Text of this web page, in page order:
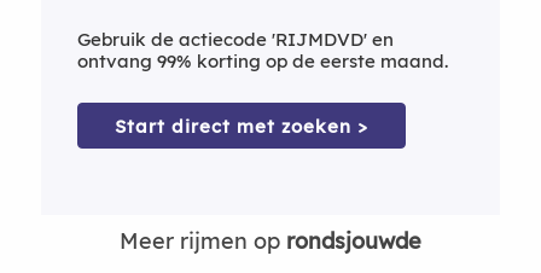
Gebruik de actiecode 'RIJMDVD' en
ontvang 99% korting op de eerste maand.
Start direct met zoeken >
Meer rijmen op rondsjouwde